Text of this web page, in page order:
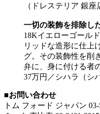
（ドレステリア 銀座
一切の装飾を排除し
18Kイエローゴール
リッドな造形に仕上
グ。その装飾性を削
弁に、身に付ける者
37万円／シハラ（シ
■お問い合わせ
トム フォード ジャパン 03-